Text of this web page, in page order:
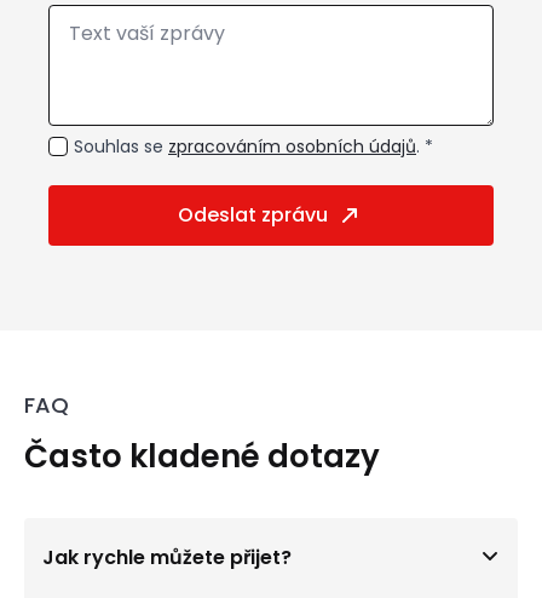
GDPRSouhlas se zpracováním osobních údajů. *
Odeslat zprávu
FAQ
Často kladené dotazy
Jak rychle můžete přijet?